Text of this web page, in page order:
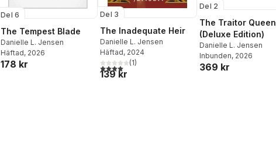
Del 6
The Tempest Blade
Danielle L. Jensen
Häftad, 2026
178 kr
Del 3
The Inadequate Heir
Danielle L. Jensen
Häftad, 2024
4,0utav 5 stjärnor. Totalt antal röster:
(1)
139 kr
Del 2
The Traitor Queen
(Deluxe Edition)
Danielle L. Jensen
Inbunden, 2026
369 kr